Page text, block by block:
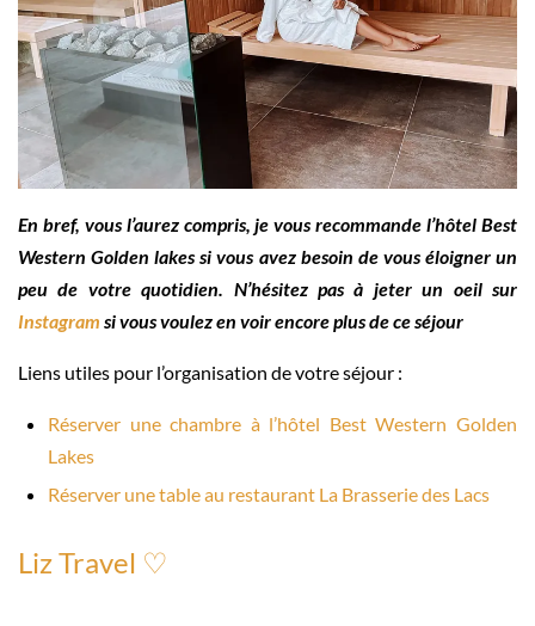
En bref, vous l’aurez compris, je vous recommande l’hôtel Best
Western Goldenlakes si vous avez besoin de vous éloigner un
peu de votre quotidien. N’hésitez pas à jeter un oeil sur
Instagram si vous voulez en voir encore plus de ce séjour
Liens utiles pour l’organisation de votre séjour :
Réserver une chambre à l’hôtel Best Western Golden
Lakes
Réserver une table au restaurant La Brasserie des Lacs
Liz Travel ♡